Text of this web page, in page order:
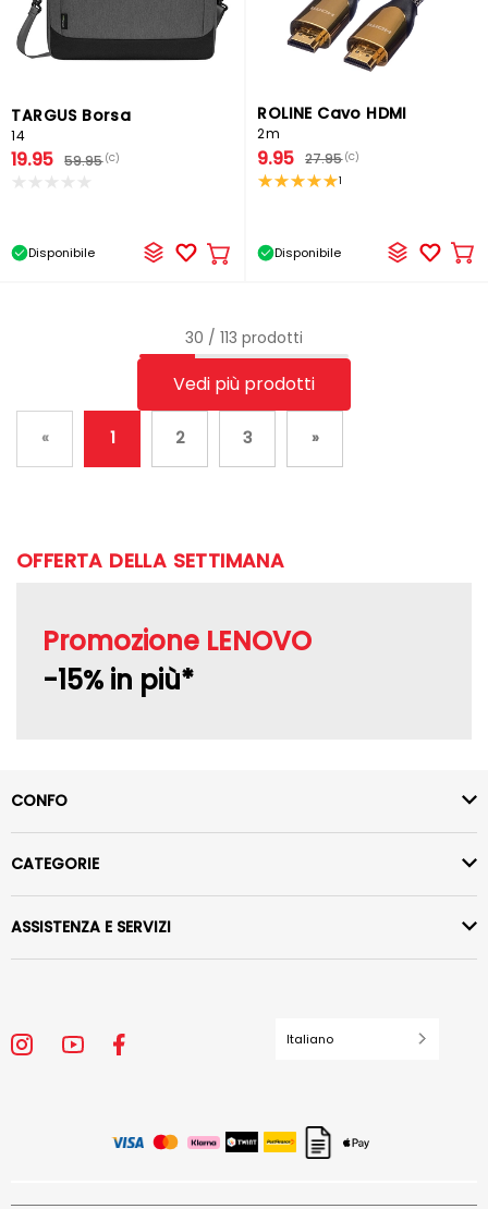
TARGUS Borsa
14
19.95 59.95 (C)
Disponibile Aggiungere
ROLINE Cavo HDMI
2m
9.95 27.95 (C)
1
Disponibile
30 / 113 prodotti
Vedi più prodotti
« 1 2 3 »
OFFERTA DELLA SETTIMANA
Promozione LENOVO
-15% in più*
CONFO
CATEGORIE
ASSISTENZA E SERVIZI
Italiano